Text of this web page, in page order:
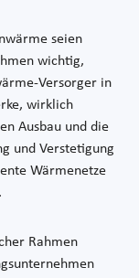
seien
wichtig,
Versorger in
wirklich
Ausbau und die
und Verstetigung
Wärmenetze
Rahmen